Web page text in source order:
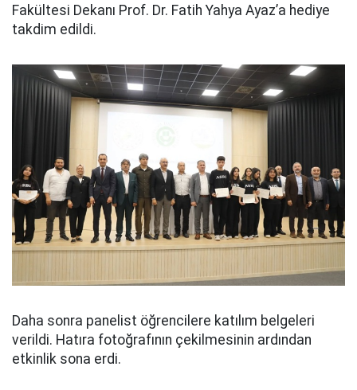
Fakültesi Dekanı Prof. Dr. Fatih Yahya Ayaz’a hediye
takdim edildi.
Daha sonra panelist öğrencilere katılım belgeleri
verildi. Hatıra fotoğrafının çekilmesinin ardından
etkinlik sona erdi.